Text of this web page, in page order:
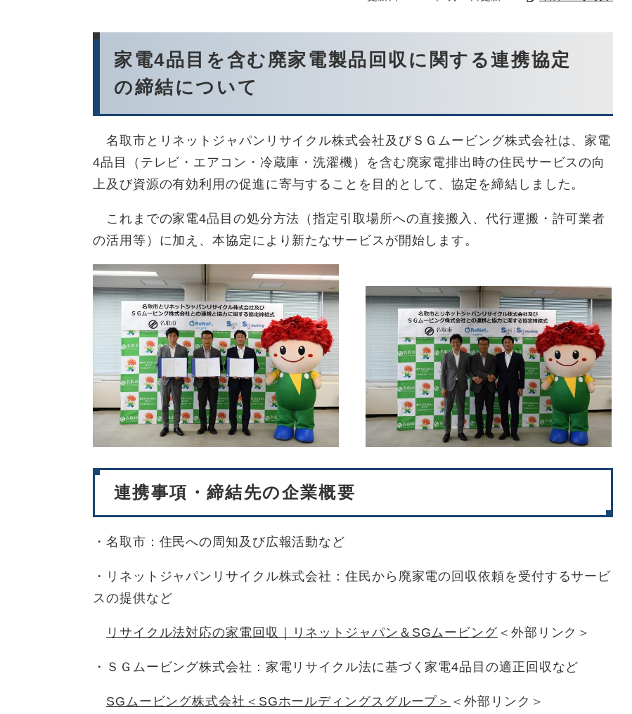
家電4品目を含む廃家電製品回収に関する連携協定
の締結について
名取市とリネットジャパンリサイクル株式会社及びＳＧムービング株式会社は、家電
4品目（テレビ・エアコン・冷蔵庫・洗濯機）を含む廃家電排出時の住民サービスの向
上及び資源の有効利用の促進に寄与することを目的として、協定を締結しました。
これまでの家電4品目の処分方法（指定引取場所への直接搬入、代行運搬・許可業者
の活用等）に加え、本協定により新たなサービスが開始します。
連携事項・締結先の企業概要
・名取市：住民への周知及び広報活動など
・リネットジャパンリサイクル株式会社：住民から廃家電の回収依頼を受付するサービ
スの提供など
リサイクル法対応の家電回収｜リネットジャパン＆SGムービング＜外部リンク＞
・ＳＧムービング株式会社：家電リサイクル法に基づく家電4品目の適正回収など
SGムービング株式会社＜SGホールディングスグループ＞ ＜外部リンク＞